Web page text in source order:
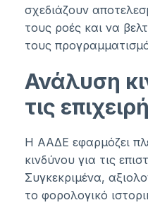
σχεδιάζουν
τους ροές και να
τους
Ανάλυση
τις
Η ΑΑΔΕ εφαρμόζει
κινδύνου για τις
Συγκεκριμένα,
το φορολογικό